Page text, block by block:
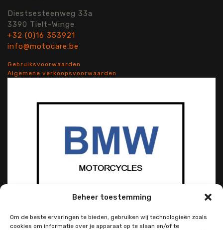
Beheer toestemming
Om de beste ervaringen te bieden, gebruiken wij technologieën zoals
cookies om informatie over je apparaat op te slaan en/of te
Diestsesteenweg 33a
3390 Tielt-Winge
+32 (0)16 353921
info@motocare.be
Gebruiksvoorwaarden
Algemene verkoopsvoorwaarden